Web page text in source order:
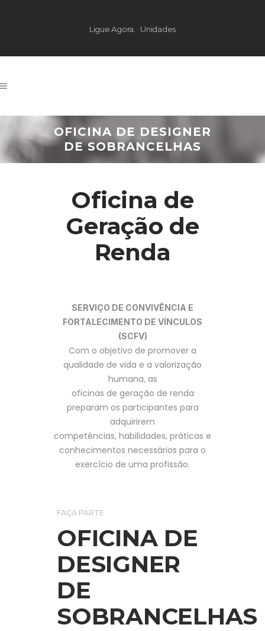
Ligue Agora. Unidades
OFICINA DE DESIGNER
DE SOBRANCELHAS
Oficina de
Geração de
Renda
SERVIÇO DE CONVIVÊNCIA E
FORTALECIMENTO DE VÍNCULOS
(SCFV)
Com o objetivo de promover a
qualidade de vida e a valorização
humana, as
oficinas de geração de renda
preparam os participantes para
adquirirem
competências, habilidades, práticas e
conhecimentos necessários para o
exercício de uma profissão.
FAÇA PARTE
OFICINA DE
DESIGNER
DE
SOBRANCELHAS